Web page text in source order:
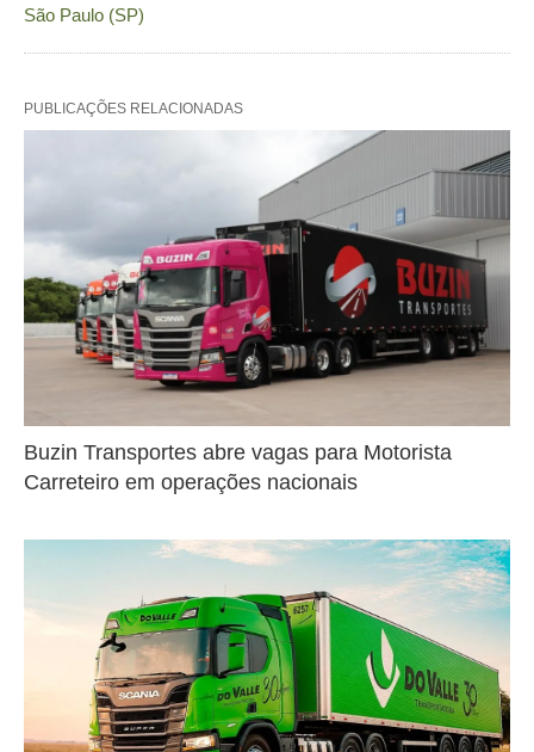
São Paulo (SP)
PUBLICAÇÕES RELACIONADAS
Buzin Transportes abre vagas para Motorista
Carreteiro em operações nacionais